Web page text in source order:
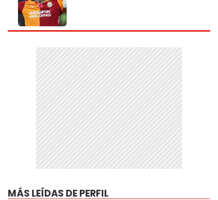
MÁS LEÍDAS DE PERFIL